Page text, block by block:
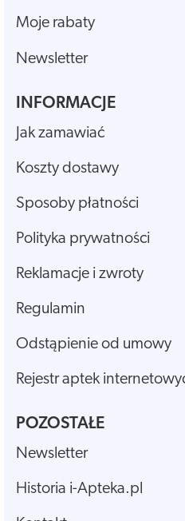
Moje rabaty
Newsletter
INFORMACJE
Jak zamawiać
Koszty dostawy
Sposoby płatności
Polityka prywatności
Reklamacje i zwroty
Regulamin
Odstąpienie od umowy
Rejestr aptek
POZOSTAŁE
Newsletter
Historia i-Apteka.pl